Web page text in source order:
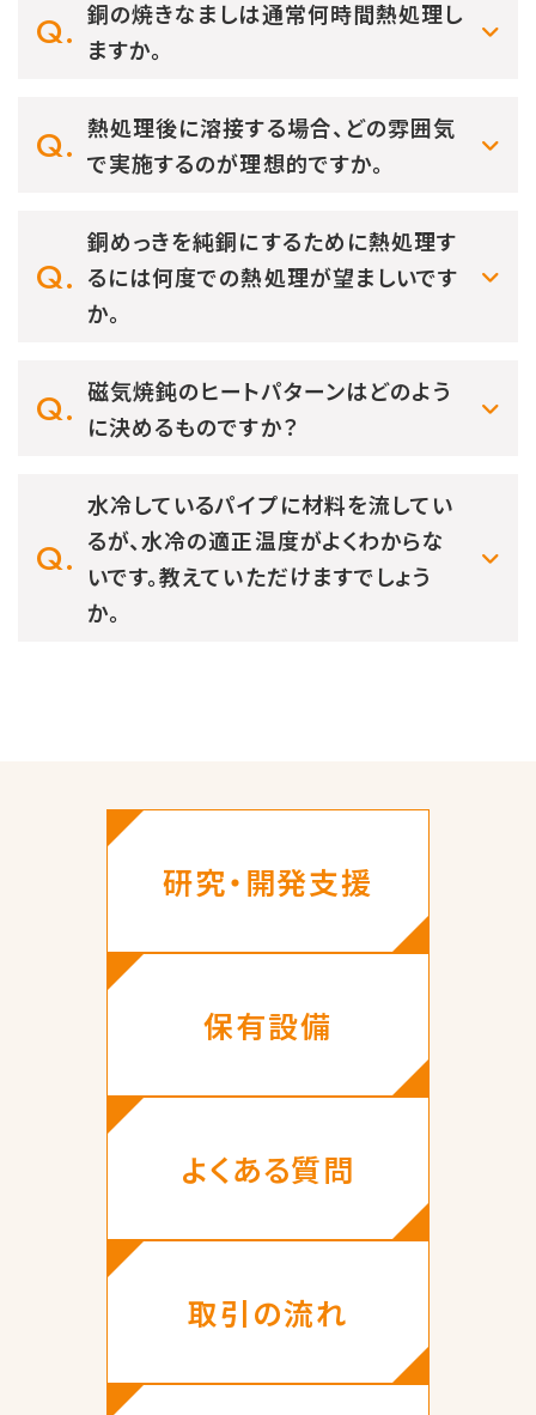
銅の焼きなましは通常何時間熱処理し
ますか。
熱処理後に溶接する場合、どの雰囲気
で実施するのが理想的ですか。
銅めっきを純銅にするために熱処理す
るには何度での熱処理が望ましいです
か。
磁気焼鈍のヒートパターンはどのよう
に決めるものですか？
水冷しているパイプに材料を流してい
るが、水冷の適正温度がよくわからな
いです。教えていただけますでしょう
か。
研究・開発支援
保有設備
よくある質問
取引の流れ